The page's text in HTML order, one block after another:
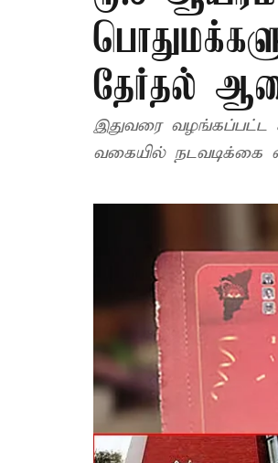
தேர்தல்
இதுவரை வழங்கப்பட்ட
வகையில் நடவடிக்கை